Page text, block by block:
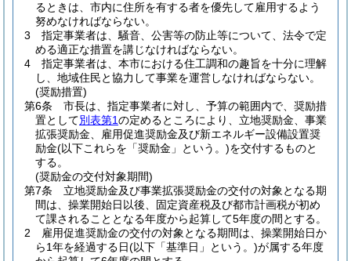
るときは、市内に住所を有する者を優先して雇用するよう
努めなければならない。
3
指定事業者は、騒音、公害等の防止等について、法令で定
める適正な措置を講じなければならない。
4
指定事業者は、本市における住工調和の趣旨を十分に理解
し、地域住民と協力して事業を運営しなければならない。
(奨励措置)
第6条
市長は、指定事業者に対し、予算の範囲内で、奨励措
置として別表第1の定めるところにより、立地奨励金、事業
拡張奨励金、雇用促進奨励金及び新エネルギー設備設置奨
励金(以下これらを「奨励金」という。)を交付するものと
する。
(奨励金の交付対象期間)
第7条
立地奨励金及び事業拡張奨励金の交付の対象となる期
間は、操業開始日以後、固定資産税及び都市計画税が初め
て課されることとなる年度から起算して5年度の間とする。
2
雇用促進奨励金の交付の対象となる期間は、操業開始日か
ら1年を経過する日(以下「基準日」という。)が属する年度